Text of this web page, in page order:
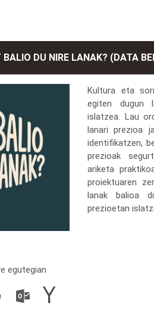
BALIO DU NIRE LANAK? (DATA
Kultura eta
egiten dugun
islatzea. Lau
lanari prezioa
identifikatzen,
prezioak
ariketa
proiektuaren
lanak balioa
prezioetan
egutegian